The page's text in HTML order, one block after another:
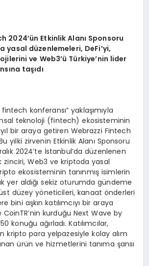
2024’ün Etkinlik Alanı Sponsoru
yasal düzenlemeleri, DeFi’yi,
ve Web3’ü Türkiye’nin lider
ına taşıdı
konferansı” yaklaşımıyla
teknoloji (fintech) ekosisteminin
yıl bir araya getiren Webrazzi Fintech
yılki zirvenin Etkinlik Alanı Sponsoru
2024’te İstanbul’da düzenlenen
Web3 ve kriptoda yasal
ekosisteminin tanınmış isimlerin
yer aldığı sekiz oturumda gündeme
üst düzey yöneticileri, kanaat önderleri
bini aşkın katılımcıyı bir araya
kurduğu Next Wave by
konuğu ağırladı. Katılımcılar,
kripto para yelpazesiyle kolay alım
ürün ve hizmetlerini tanıma şansı